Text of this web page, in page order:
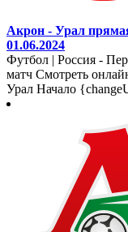
Акрон - Урал
01.06.2024
Футбол | Россия -
матч Смотреть
Урал Начало